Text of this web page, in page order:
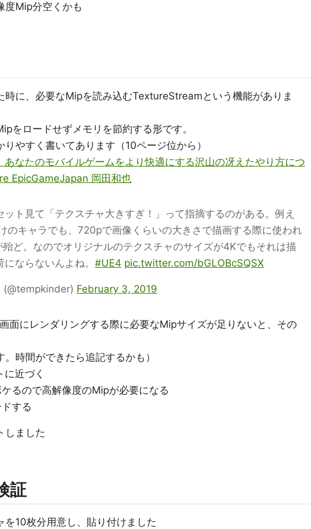
度Mip分空くかも
時に、必要なMipを読み込むTextureStreamという機能がありま
をロードせずメモリを節約する形です。
やすく書いてあります（10ページ位から）
あなたのモバイルゲームをより快適にする沢山の冴えたやり方につ
EpicGameJapan 岡田和也
ット見て「テクスチャ大きすぎ！」って指摘するのがある。例え
のキャラでも、720pで画像くらいの大きさで描画する際に使われ
ど。なのでオリジナルのテクスチャのサイズが4Kでもそれは描
ならないんよね。 #UE4 pic.twitter.com/bGLOBcSQSX
February 3, 2019
面にレンダリングする際に必要なMipサイズが足りないと、その
。時間ができたら追記するかも）
近づく
るので高解像度のMipが必要になる
する
しました
証
を10枚分用意し、貼り付けました